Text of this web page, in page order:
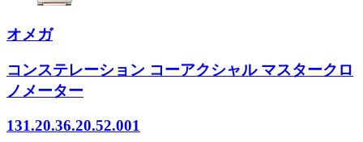
オメガ
コンステレーション コーアクシャル マスタークロ
ノメーター
131.20.36.20.52.001